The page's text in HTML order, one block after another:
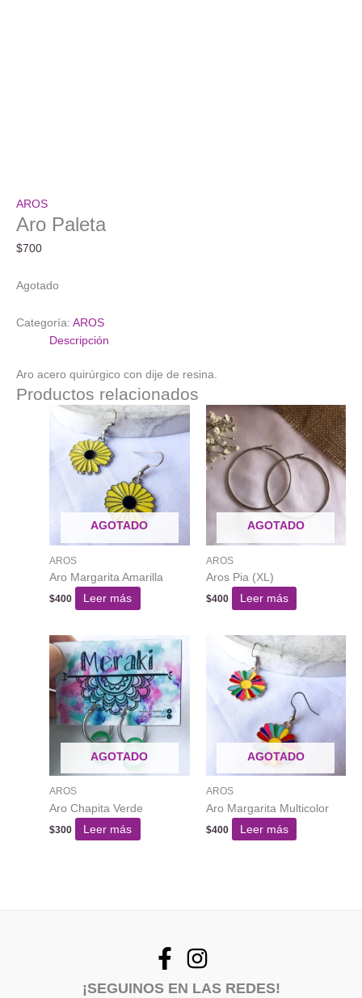
AROS
Aro Paleta
$700
Agotado
Categoría: AROS
Descripción
Aro acero quirúrgico con dije de resina.
Productos relacionados
AGOTADO
AROS
Aro Margarita Amarilla
$400 Leer más
AGOTADO
AROS
Aros Pia (XL)
$400 Leer más
AGOTADO
AROS
Aro Chapita Verde
$300 Leer más
AGOTADO
AROS
Aro Margarita Multicolor
$400 Leer más
¡SEGUINOS EN LAS REDES!